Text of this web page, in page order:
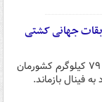
جهانی کشتی
محمد نخودی کشتی‌گیر وزن ۷۹ کیلوگرم کشورمان
فینال بازماند.